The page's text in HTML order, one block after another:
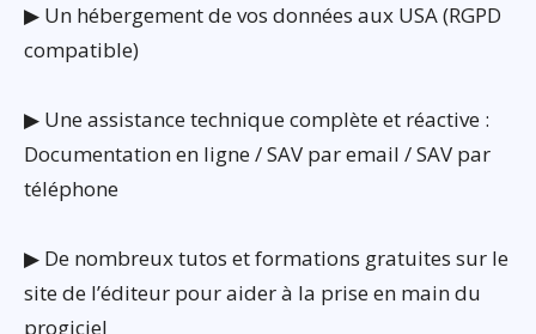
▶ Un hébergement de vos données aux USA (RGPD
compatible)
▶ Une assistance technique complète et réactive :
Documentation en ligne / SAV par email / SAV par
téléphone
▶ De nombreux tutos et formations gratuites sur le
site de l’éditeur pour aider à la prise en main du
progiciel